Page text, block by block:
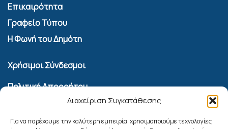
Διαχείριση Συγκατάθεσης
Για να παρέχουμε την καλύτερη εμπειρία, χρησιμοποιούμε τεχνολογίες
Επικαιρότητα
Γραφείο Τύπου
Η Φωνή του Δημότη
Χρήσιμοι Σύνδεσμοι
Πολιτική Απορρήτου
Όροι Χρήσης Υπηρεσίας Επικοινωνίας
Πολιτική Cookies (ΕΕ)